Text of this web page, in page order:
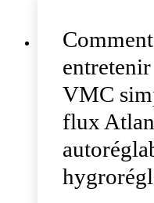
Comment
VMC
flux